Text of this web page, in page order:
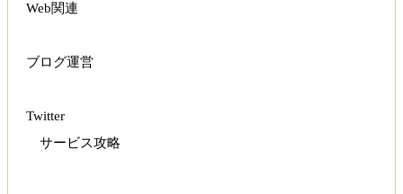
Web関連
ブログ運営
Twitter
サービス攻略